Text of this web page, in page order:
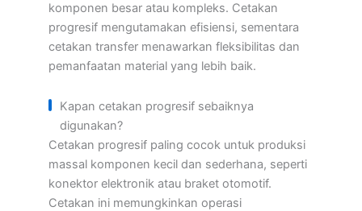
komponen besar atau kompleks. Cetakan
progresif mengutamakan efisiensi, sementara
cetakan transfer menawarkan fleksibilitas dan
pemanfaatan material yang lebih baik.
Kapan cetakan progresif sebaiknya
digunakan?
Cetakan progresif paling cocok untuk produksi
massal komponen kecil dan sederhana, seperti
konektor elektronik atau braket otomotif.
Cetakan ini memungkinkan operasi